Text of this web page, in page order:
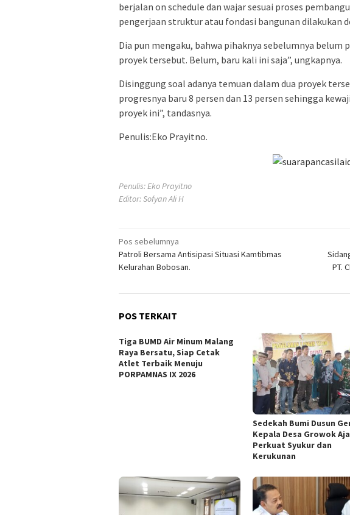
berjalan on schedule dan wajar sesuai proses
pengerjaan struktur atau fondasi bangunan dilakukan
Dia pun mengaku, bahwa pihaknya sebelumnya belum
proyek tersebut. Belum, baru kali ini saja”, ungkapnya.
Disinggung soal adanya temuan dalam dua proyek
progresnya baru 8 persen dan 13 persen sehingga
proyek ini”, tandasnya.
Penulis:Eko Prayitno.
Penulis: Eko Prayitno
Editor: Sofyan Ali H
Navigasi
pos
Pos sebelumnya
Patroli Bersama Antisipasi Situasi Kamtibmas
Kelurahan Bobosan.
PT.
POS TERKAIT
Tiga BUMD Air Minum Malang
Raya Bersatu, Siap Cetak
Atlet Terbaik Menuju
PORPAMNAS IX 2026
Sedekah Bumi Dusun
Kepala Desa Growok
Perkuat Syukur dan
Kerukunan